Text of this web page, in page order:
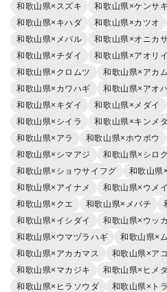
和歌山県×スズキ
和歌山県×ケンサ
和歌山県×キハダ
和歌山県×カツオ
和歌山県×メバル
和歌山県×オニカ
和歌山県×チダイ
和歌山県×アオリ
和歌山県×クロムツ
和歌山県×アカ
和歌山県×カワハギ
和歌山県×アオ
和歌山県×キダイ
和歌山県×メダイ
和歌山県×シイラ
和歌山県×キンメ
和歌山県×アラ
和歌山県×ホウボウ
和歌山県×シマアジ
和歌山県×シロ
和歌山県×ショウサイフグ
和歌山県
和歌山県×アイナメ
和歌山県×ウメ
和歌山県×クエ
和歌山県×メバチ
和歌山県×イシダイ
和歌山県×ウッ
和歌山県×ウマヅラハギ
和歌山県×
和歌山県×アカカマス
和歌山県×ア
和歌山県×マカジキ
和歌山県×ヒメ
和歌山県×ヒラソウダ
和歌山県×ト